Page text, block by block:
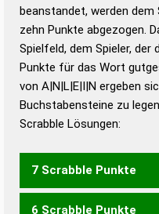
beanstandet, werden dem
zehn Punkte abgezogen.
Spielfeld, dem Spieler,
Punkte für das Wort
von A|N|L|E|I|N ergeben
Buchstabensteine zu
Scrabble Lösungen:
7 Scrabble Punkte
6 Scrabble Punkte